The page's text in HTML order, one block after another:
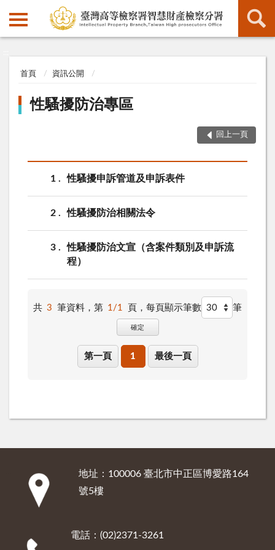
首頁 資訊公開
性騷擾防治專區
回上一頁
1 性騷擾申訴管道及申訴表件
2 性騷擾防治相關法令
3
性騷擾防治文宣（含案件類別及申訴流
程）
共 3 筆資料，第 1/1 頁， 每頁顯示筆數 筆
確定
第一頁 1 最後一頁
地址：100006 臺北市中正區博愛路164
號5樓
電話：(02)2371-3261